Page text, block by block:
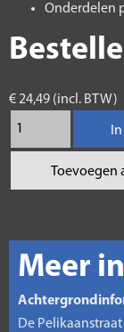
Onderdelen
€ 24,49 (incl. BTW)
Toevoegen
Meer
De